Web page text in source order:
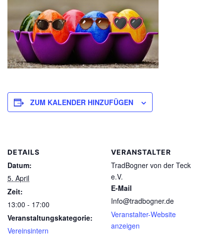
ZUM KALENDER HINZUFÜGEN
DETAILS
Datum:
5. April
Zeit:
13:00 - 17:00
Veranstaltungskategorie:
Vereinsintern
VERANSTALTER
TradBogner von der Teck
e.V.
E-Mail
Info@tradbogner.de
Veranstalter-Website
anzeigen